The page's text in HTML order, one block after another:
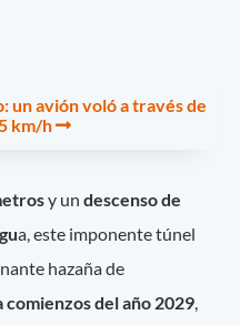
un avión voló a través de
km/h
y undescenso de
a, este imponente túnel
hazaña de
comienzos del año 2029,